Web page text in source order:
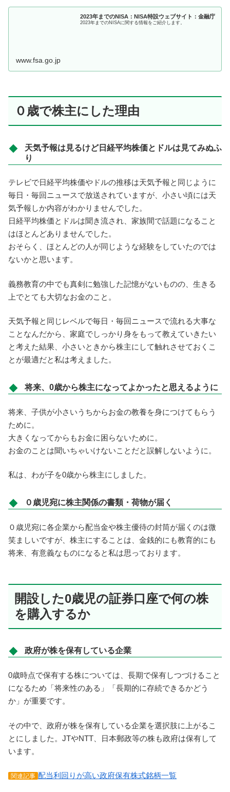
2023年までのNISA：NISA特設ウェブサイト：金融庁
2023年までのNISAに関する情報をご紹介します。
www.fsa.go.jp
０歳で株主にした理由
天気予報は見るけど日経平均株価とドルは見てみぬふ
り
テレビで日経平均株価やドルの推移は天気予報と同じように
毎日・毎回ニュースで放送されていますが、小さい頃には天
気予報しか内容がわかりませんでした。
日経平均株価とドルは聞き流され、家族間で話題になること
はほとんどありませんでした。
おそらく、ほとんどの人が同じような経験をしていたのでは
ないかと思います。
義務教育の中でも真剣に勉強した記憶がないものの、生きる
上でとても大切なお金のこと。
天気予報と同じレベルで毎日・毎回ニュースで流れる大事な
ことなんだから、家庭でしっかり身をもって教えていきたい
と考えた結果、小さいときから株主にして触れさせておくこ
とが最適だと私は考えました。
将来、0歳から株主になってよかったと思えるように
将来、子供が小さいうちからお金の教養を身につけてもらう
ために。
大きくなってからもお金に困らないために。
お金のことは聞いちゃいけないことだと誤解しないように。
私は、わが子を0歳から株主にしました。
０歳児宛に株主関係の書類・荷物が届く
０歳児宛に各企業から配当金や株主優待の封筒が届くのは微
笑ましいですが、株主にすることは、金銭的にも教育的にも
将来、有意義なものになると私は思っております。
開設した0歳児の証券口座で何の株
を購入するか
政府が株を保有している企業
0歳時点で保有する株については、長期で保有しつづけること
になるため「将来性のある」「長期的に存続できるかどう
か」が重要です。
その中で、政府が株を保有している企業を選択肢に上がるこ
とにしました。JTやNTT、日本郵政等の株も政府は保有して
います。
関連記事 配当利回りが高い政府保有株式銘柄一覧